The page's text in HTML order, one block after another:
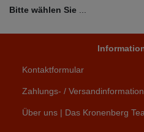
Bitte wählen Sie ...
Kontaktformular
Zahlungs- /
Über uns | Das Kronenberg